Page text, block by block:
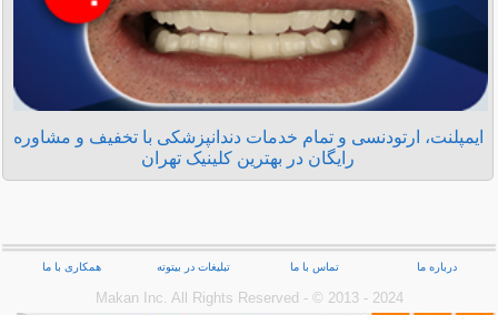
ایمپلنت، ارتودنسی و تمام خدمات دندانپزشکی با تخفیف و مشاوره
رایگان در بهترین کلینیک تهران
درباره ما تماس با ما تبلیغات در بیتوته همکاری با ما
Makan Inc.‎ All Rights Reserved - © 2013 - 2024